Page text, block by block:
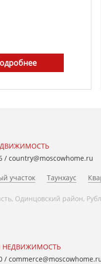
/ country@moscowhome.ru
участок Таунхаус
Одинцовский район,
НЕДВИЖИМОСТЬ
/